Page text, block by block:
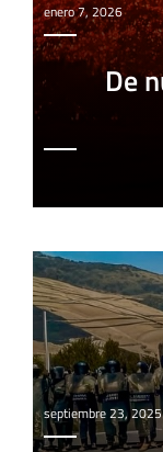
enero 7, 2026
De
septiembre 23, 2025